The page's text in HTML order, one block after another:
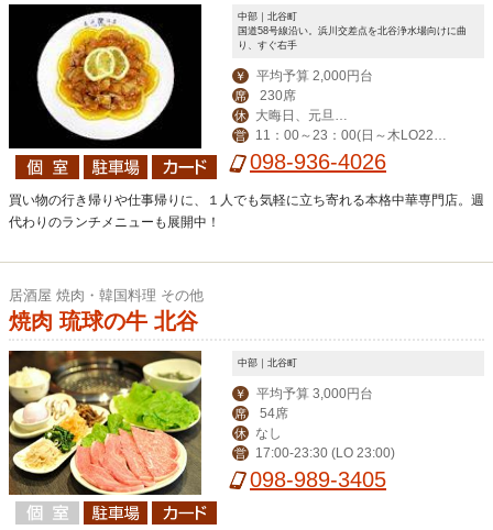
中部｜北谷町
国道58号線沿い。浜川交差点を北谷浄水場向けに曲
り、すぐ右手
￥ 平均予算 2,000円台
席 230席
休
旧盆、10月最終火曜
日
営
11：00～23：00(日～木LO22：0
0、金土LO22:30)、ランチ月～土11：
098-936-4026
買い物の行き帰りや仕事帰りに、１人でも気軽に立ち寄れる本格中華専門店。週
代わりのランチメニューも展開中！
居酒屋 焼肉・韓国料理 その他
焼肉 琉球の牛 北谷
中部｜北谷町
￥ 平均予算 3,000円台
席 54席
休 なし
営 17:00-23:30 (LO 23:00)
098-989-3405